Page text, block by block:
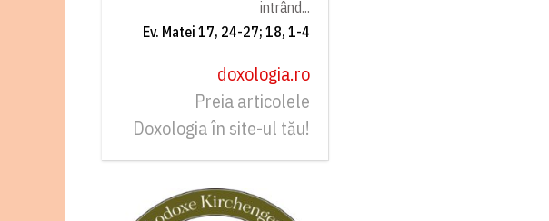
intrând...
Ev. Matei 17, 24-27; 18, 1-4
doxologia.ro
Preia articolele
Doxologia în site-ul tău!